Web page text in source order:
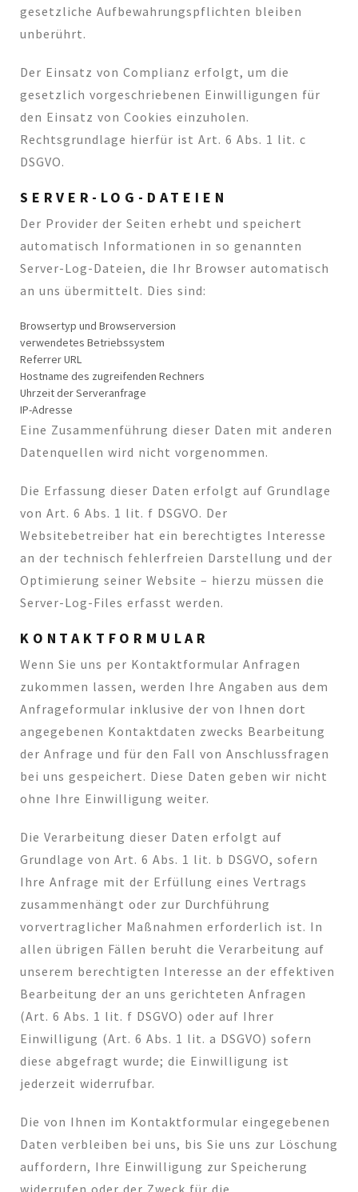
gesetzliche Aufbewahrungspflichten bleiben
unberührt.
Der Einsatz von Complianz erfolgt, um die
gesetzlich vorgeschriebenen Einwilligungen für
den Einsatz von Cookies einzuholen.
Rechtsgrundlage hierfür ist Art. 6 Abs. 1 lit. c
DSGVO.
SERVER-LOG-DATEIEN
Der Provider der Seiten erhebt und speichert
automatisch Informationen in so genannten
Server-Log-Dateien, die Ihr Browser automatisch
an uns übermittelt. Dies sind:
Browsertyp und Browserversion
verwendetes Betriebssystem
Referrer URL
Hostname des zugreifenden Rechners
Uhrzeit der Serveranfrage
IP-Adresse
Eine Zusammenführung dieser Daten mit anderen
Datenquellen wird nicht vorgenommen.
Die Erfassung dieser Daten erfolgt auf Grundlage
von Art. 6 Abs. 1 lit. f DSGVO. Der
Websitebetreiber hat ein berechtigtes Interesse
an der technisch fehlerfreien Darstellung und der
Optimierung seiner Website – hierzu müssen die
Server-Log-Files erfasst werden.
KONTAKTFORMULAR
Wenn Sie uns per Kontaktformular Anfragen
zukommen lassen, werden Ihre Angaben aus dem
Anfrageformular inklusive der von Ihnen dort
angegebenen Kontaktdaten zwecks Bearbeitung
der Anfrage und für den Fall von Anschlussfragen
bei uns gespeichert. Diese Daten geben wir nicht
ohne Ihre Einwilligung weiter.
Die Verarbeitung dieser Daten erfolgt auf
Grundlage von Art. 6 Abs. 1 lit. b DSGVO, sofern
Ihre Anfrage mit der Erfüllung eines Vertrags
zusammenhängt oder zur Durchführung
vorvertraglicher Maßnahmen erforderlich ist. In
allen übrigen Fällen beruht die Verarbeitung auf
unserem berechtigten Interesse an der effektiven
Bearbeitung der an uns gerichteten Anfragen
(Art. 6 Abs. 1 lit. f DSGVO) oder auf Ihrer
Einwilligung (Art. 6 Abs. 1 lit. a DSGVO) sofern
diese abgefragt wurde; die Einwilligung ist
jederzeit widerrufbar.
Die von Ihnen im Kontaktformular eingegebenen
Daten verbleiben bei uns, bis Sie uns zur Löschung
auffordern, Ihre Einwilligung zur Speicherung
widerrufen oder der Zweck für die